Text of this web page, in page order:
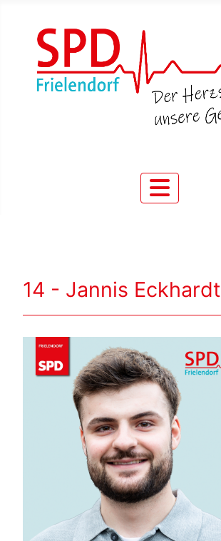
14 - Jannis Eckhardt